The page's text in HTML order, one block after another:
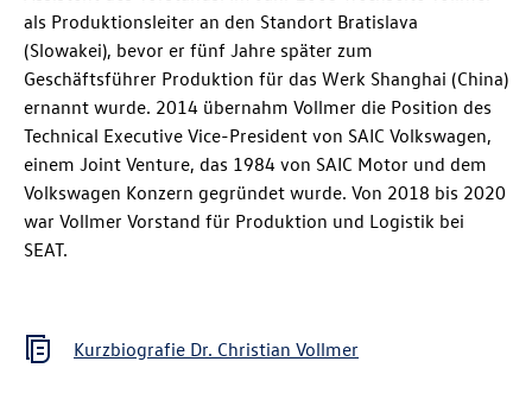
als Produktionsleiter an den Standort Bratislava
(Slowakei), bevor er fünf Jahre später zum
Geschäftsführer Produktion für das Werk Shanghai (China)
ernannt wurde. 2014 übernahm Vollmer die Position des
Technical Executive Vice-President von SAIC Volkswagen,
einem Joint Venture, das 1984 von SAIC Motor und dem
Volkswagen Konzern gegründet wurde. Von 2018 bis 2020
war Vollmer Vorstand für Produktion und Logistik bei
SEAT.
Kurzbiografie Dr. Christian Vollmer